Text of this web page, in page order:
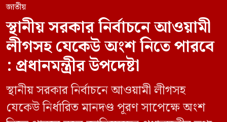
জাতীয়
স্থানীয় সরকার নির্বাচনে আওয়ামী
লীগসহ যেকেউ অংশ নিতে পারবে
: প্রধানমন্ত্রীর উপদেষ্টা
স্থানীয় সরকার নির্বাচনে আওয়ামী লীগসহ
যেকেউ নির্ধারিত মানদণ্ড পূরণ সাপেক্ষে অংশ